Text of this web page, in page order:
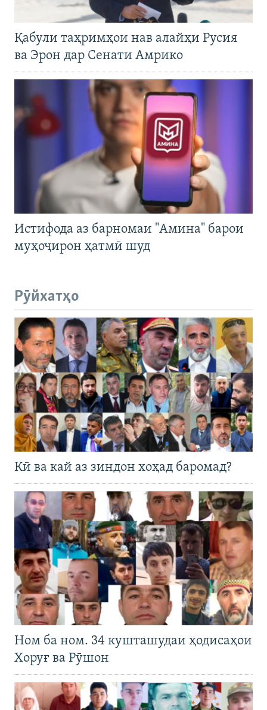
Қабули таҳримҳои нав алайҳи Русия
ва Эрон дар Сенати Амрико
Истифода аз барномаи "Амина" барои
муҳоҷирон ҳатмӣ шуд
Рӯйхатҳо
Кӣ ва кай аз зиндон хоҳад баромад?
Ном ба ном. 34 кушташудаи ҳодисаҳои
Хоруғ ва Рӯшон